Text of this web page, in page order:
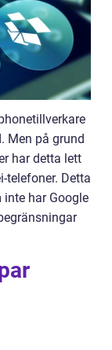
Men på grund
har detta lett
telefoner. Detta
har Google